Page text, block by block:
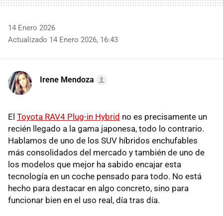
14 Enero 2026
Actualizado 14 Enero 2026, 16:43
Irene Mendoza
El Toyota RAV4 Plug-in Hybrid no es precisamente un
recién llegado a la gama japonesa, todo lo contrario.
Hablamos de uno de los SUV híbridos enchufables
más consolidados del mercado y también de uno de
los modelos que mejor ha sabido encajar esta
tecnología en un coche pensado para todo. No está
hecho para destacar en algo concreto, sino para
funcionar bien en el uso real, día tras día.